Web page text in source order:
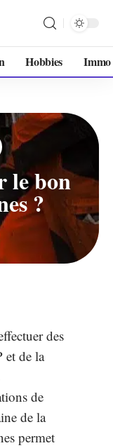
Hobbies Immo
le bon
?
des
et de la
de
de la
permet